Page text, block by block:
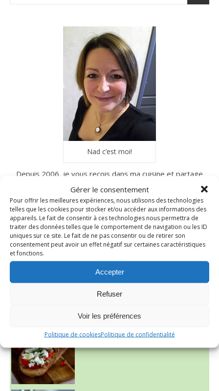
Gérer le consentement
Pour offrir les meilleures expériences, nous utilisons des technologies
telles que les cookies pour stocker et/ou accéder aux informations des
appareils. Le fait de consentir à ces technologies nous permettra de
traiter des données telles que le comportement de navigation ou les ID
uniques sur ce site. Le fait de ne pas consentir ou de retirer son
consentement peut avoir un effet négatif sur certaines caractéristiques
et fonctions.
Accepter
Refuser
Voir les préférences
Politique de cookiesPolitique de confidentialité
Nad c’est moi!
Depuis 2006, je vous reçois dans ma cuisine et partage
avec vous mes recettes gourmandes du quotidien.
N’hésitez pas à me laisser un petit commentaire
si vous les testez à votre tour…
INSTAGRAM